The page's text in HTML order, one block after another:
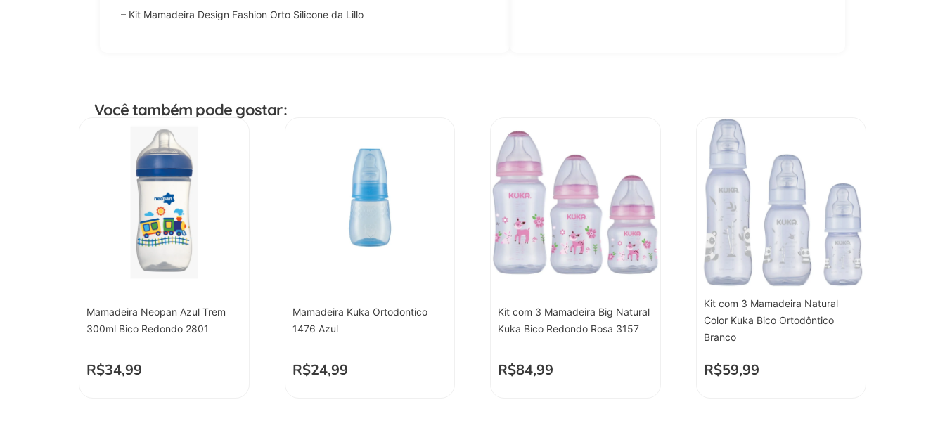
– Kit Mamadeira Design Fashion Orto Silicone da Lillo
Você também pode gostar:
Mamadeira Neopan Azul Trem
300ml Bico Redondo 2801
R$34,99
Mamadeira Kuka Ortodontico
1476 Azul
R$24,99
Kit com 3 Mamadeira Big Natural
Kuka Bico Redondo Rosa 3157
R$84,99
Kit com 3 Mamadeira Natural
Color Kuka Bico Ortodôntico
Branco
R$59,99